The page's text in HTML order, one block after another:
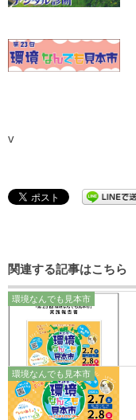
v
関連する記事はこちら
環境なんでも見本市
環境なんでも見本市